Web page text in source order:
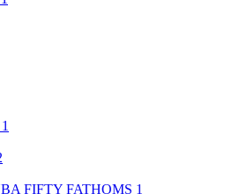
1
FIFTY FATHOMS 1